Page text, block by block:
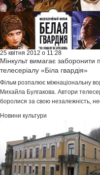
25 квітня 2012 о 11:28
Мінкульт вимагає заборонити
телесеріалу «Біла гвардія»
Фільм розпалює міжнаціональну
Михайла Булгакова. Автори
боролися за свою незалежність,
Новини культури